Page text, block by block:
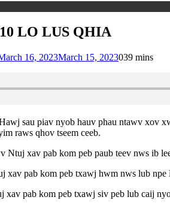
LO LUS QHIA
16, 2023March 15, 2023039 mins
sau piav nyob hauv phau ntawv xov
raws qhov tseem ceeb.
xav pab kom peb paub teev nws ib
pab kom peb txawj hwm nws lub npe
pab kom peb txawj siv peb lub caij